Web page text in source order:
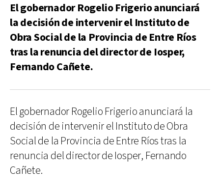
El gobernador Rogelio Frigerio anunciará
la decisión de intervenir el Instituto de
Obra Social de la Provincia de Entre Ríos
tras la renuncia del director de Iosper,
Fernando Cañete.
El gobernador Rogelio Frigerio anunciará la
decisión de intervenir el Instituto de Obra
Social de la Provincia de Entre Ríos tras la
renuncia del director de Iosper, Fernando
Cañete.